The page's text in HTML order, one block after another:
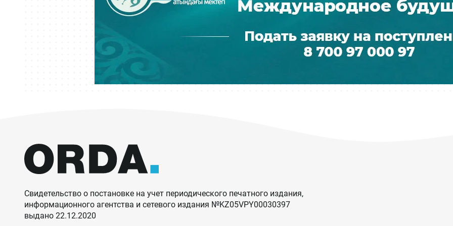
Свидетельство о постановке на учет периодического печатного издания,
информационного агентства и сетевого издания №KZ05VPY00030397
выдано 22.12.2020